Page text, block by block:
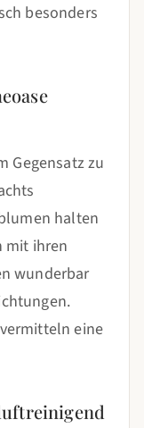
besonders
Gegensatz zu
halten
mit ihren
wunderbar
eine